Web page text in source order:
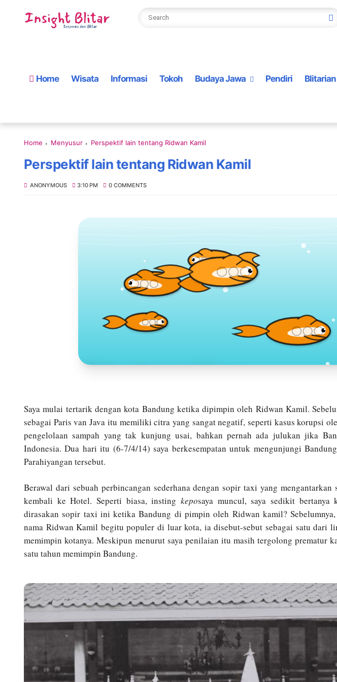
Home Wisata Informasi Tokoh Budaya Jawa Pendiri Blitarian
Home Menyusur Perspektif lain tentang Ridwan Kamil
Perspektif lain tentang Ridwan Kamil
ANONYMOUS 3:10 PM 0 COMMENTS
Toko Jurnal Rasa
Saya mulai tertarik dengan kota Bandung ketika dipimpin oleh Ridwan Kamil.
sebagai Paris van Java itu memiliki citra yang sangat negatif, seperti kasus korupsi
pengelolaan sampah yang tak kunjung usai, bahkan pernah ada julukan jika
Indonesia. Dua hari itu (6-7/4/14) saya berkesempatan untuk mengunjungi
Parahiyangan tersebut.
Berawal dari sebuah perbincangan sederhana dengan sopir taxi yang mengantarkan
kembali ke Hotel. Seperti biasa, insting keposaya muncul, saya sedikit bertanya
dirasakan sopir taxi ini ketika Bandung di pimpin oleh Ridwan kamil?
nama Ridwan Kamil begitu populer di luar kota, ia disebut-sebut sebagai satu dari
memimpin kotanya. Meskipun menurut saya penilaian itu masih tergolong prematur
satu tahun memimpin Bandung.